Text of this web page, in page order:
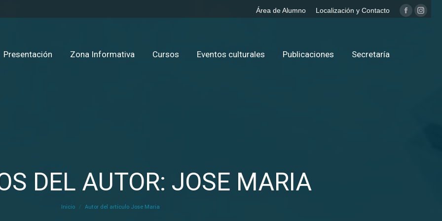
Área de Alumno Localización y Contacto
Facebook
Presentación Zona Informativa Cursos Eventos culturales Publicaciones Secretaría
DEL AUTOR: JOSE MARIA
Estás aquí:
Inicio Autor del artículo Jose Maria